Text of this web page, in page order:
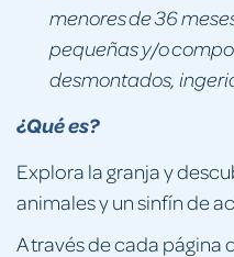
¿Qué es?
Explora la granja y
animales y un sinfín de
A través de cada página
menores de 36
pequeñas y/o
desmontados,